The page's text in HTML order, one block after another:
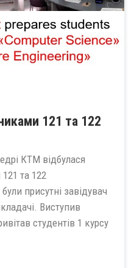
121 та 122
КТМ відбулася
та 122
присутні завідувач
Виступив
студентів 1 курсу